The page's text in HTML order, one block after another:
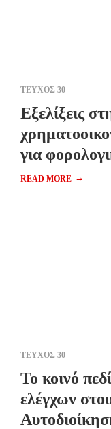
ΤΕΥΧΟΣ 30
Εξελίξεις
για
READ MORE →
ΤΕΥΧΟΣ 30
Το κοινό
ελέγχων